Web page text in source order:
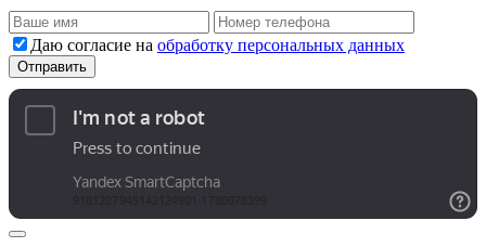
Даю согласие на обработку персональных данных